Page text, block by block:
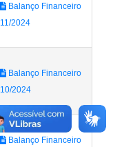
Balanço Financeiro
11/2024
Balanço Financeiro
10/2024
Balanço Financeiro